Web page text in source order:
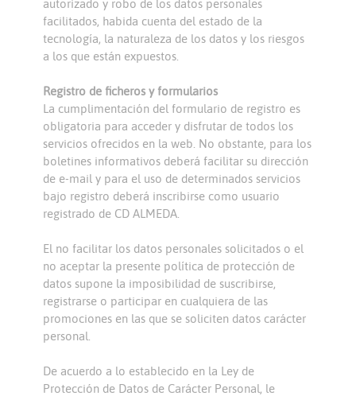
autorizado y robo de los datos personales
facilitados, habida cuenta del estado de la
tecnología, la naturaleza de los datos y los riesgos
a los que están expuestos.
Registro de ficheros y formularios
La cumplimentación del formulario de registro es
obligatoria para acceder y disfrutar de todos los
servicios ofrecidos en la web. No obstante, para los
boletines informativos deberá facilitar su dirección
de e-mail y para el uso de determinados servicios
bajo registro deberá inscribirse como usuario
registrado de CD ALMEDA.
El no facilitar los datos personales solicitados o el
no aceptar la presente política de protección de
datos supone la imposibilidad de suscribirse,
registrarse o participar en cualquiera de las
promociones en las que se soliciten datos carácter
personal.
De acuerdo a lo establecido en la Ley de
Protección de Datos de Carácter Personal, le